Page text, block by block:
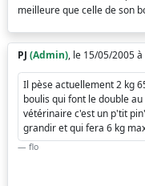
meilleure que celle de son
PJ (Admin), le 15/05/2005
Il pèse actuellement 2 kg
boulis qui font le double
vétérinaire c'est un p'tit
grandir et qui fera 6 kg
flo